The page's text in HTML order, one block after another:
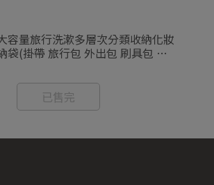
容量旅行洗漱多層次分類收納化妝
袋(掛帶 旅行包 外出包 刷具包 拉
已售完